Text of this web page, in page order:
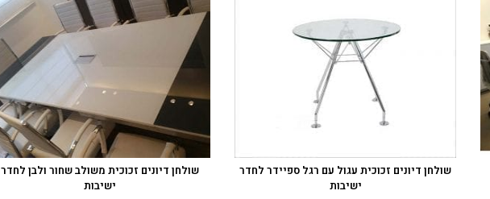
שולחן דיונים זכוכית עגול עם רגל ספיידר לחדר
ישיבות
שולחן דיונים זכוכית משולב שחור ולבן לחדר
ישיבות